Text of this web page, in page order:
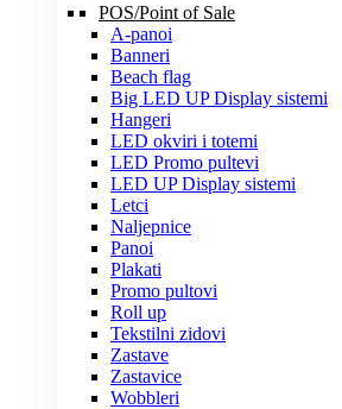
POS/Point of Sale
A-panoi
Banneri
Beach flag
Big LED UP Display sistemi
Hangeri
LED okviri i totemi
LED Promo pultevi
LED UP Display sistemi
Letci
Naljepnice
Panoi
Plakati
Promo pultovi
Roll up
Tekstilni zidovi
Zastave
Zastavice
Wobbleri